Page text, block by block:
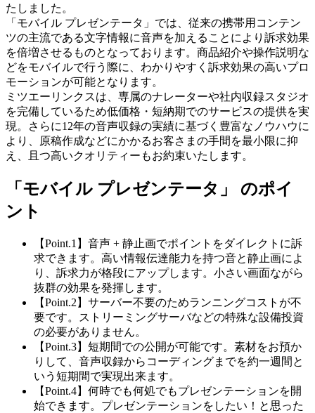
たしました。
「モバイル プレゼンテータ」では、従来の携帯用コンテン
ツの主流である文字情報に音声を加えることにより訴求効果
を倍増させるものとなっております。商品紹介や操作説明な
どをモバイルで行う際に、わかりやすく訴求効果の高いプロ
モーションが可能となります。
ミツエーリンクスは、専属のナレーターや社内収録スタジオ
を完備しているため低価格・短納期でのサービスの提供を実
現。さらに12年の音声収録の実績に基づく豊富なノウハウに
より、原稿作成などにかかるお客さまの手間を最小限に抑
え、且つ高いクオリティーもお約束いたします。
「モバイル プレゼンテータ」 のポイ
ント
【Point.1】音声 + 静止画でポイントをダイレクトに訴
求できます。高い情報伝達能力を持つ音と静止画によ
り、訴求力が格段にアップします。小さい画面ながら
抜群の効果を発揮します。
【Point.2】サーバー不要のためランニングコストが不
要です。ストリーミングサーバなどの特殊な設備投資
の必要がありません。
【Point.3】短期間での公開が可能です。素材をお預か
りして、音声収録からコーディングまでを約一週間と
いう短期間で実現出来ます。
【Point.4】何時でも何処でもプレゼンテーションを開
始できます。プレゼンテーションをしたい！と思った